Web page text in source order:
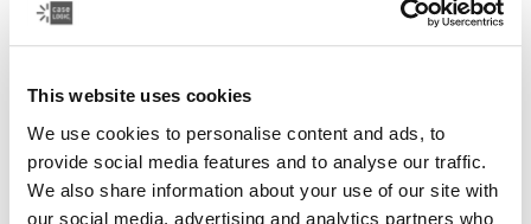
This website uses cookies
We use cookies to personalise content and ads, to
provide social media features and to analyse our traffic.
We also share information about your use of our site with
our social media, advertising and analytics partners who
Color
Case Logic Reflect 14" Laptop Sleeve Púrpura concentrado
Case Logic Reflect 14" Laptop Sleeve Rojo tenue
Case Logic Reflect 14" Laptop Sleeve Boulder Beige
Case Logic Reflect 14" Laptop Sleeve Negro
Case Logic Reflect 14" Laptop Sleeve Pomelo
Case Logic Reflect 14" Laptop Sleeve Grafito
Case Logic Reflect 14" Laptop Sleeve